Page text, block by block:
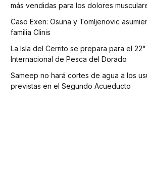
más vendidas para los dolores
Caso Exen: Osuna y Tomljenovic
familia Clinis
La Isla del Cerrito se prepara para el
Internacional de Pesca del Dorado
Sameep no hará cortes de agua a los
previstas en el Segundo Acueducto